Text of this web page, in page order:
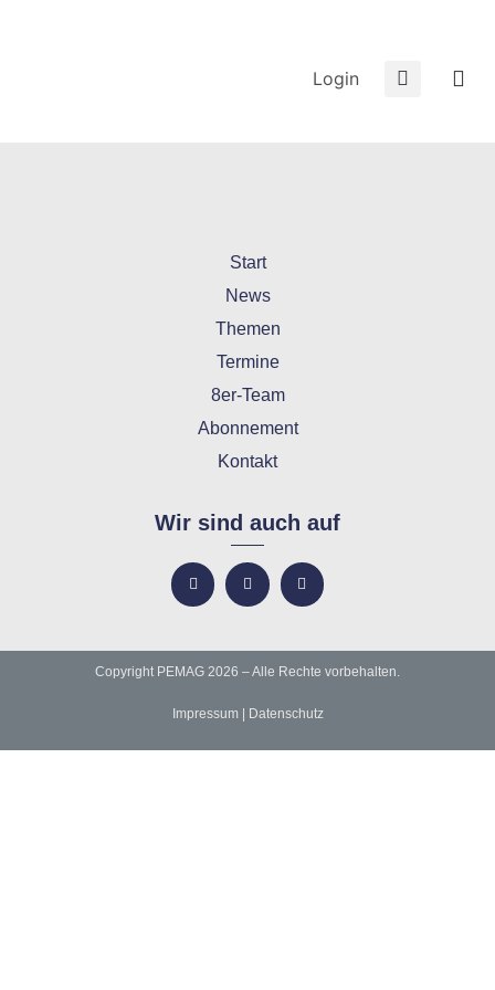
Login
Start
News
Themen
Termine
8er-Team
Abonnement
Kontakt
Wir sind auch auf
Copyright PEMAG 2026 – Alle Rechte vorbehalten.
Impressum| Datenschutz